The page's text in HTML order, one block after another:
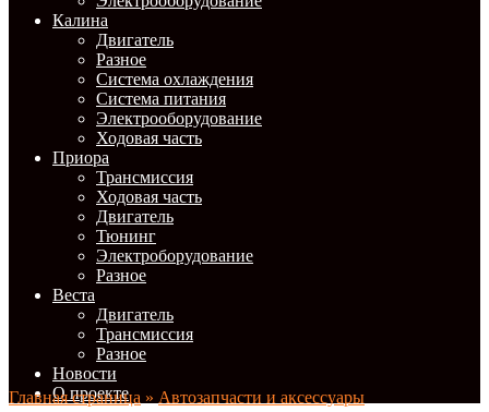
Калина
Двигатель
Разное
Система охлаждения
Система питания
Электрооборудование
Ходовая часть
Приора
Трансмиссия
Ходовая часть
Двигатель
Тюнинг
Электроборудование
Разное
Веста
Двигатель
Трансмиссия
Разное
Новости
О проекте
Главная страница » Автозапчасти и аксессуары